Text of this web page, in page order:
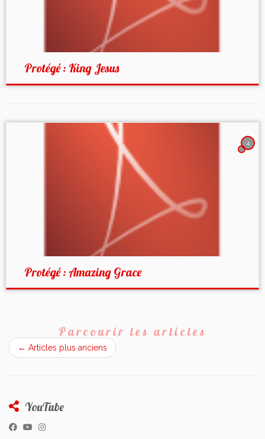
Protégé : King Jesus
4
Protégé : Amazing Grace
Parcourir les articles
← Articles plus anciens
YouTube